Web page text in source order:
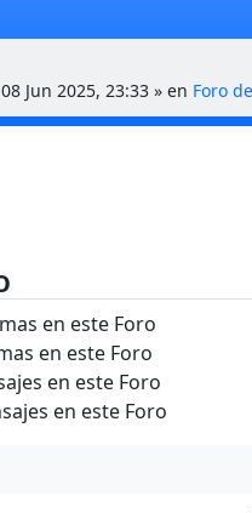
Jun 2025, 23:33 » en Foro
en este Foro
en este Foro
en este Foro
en este Foro